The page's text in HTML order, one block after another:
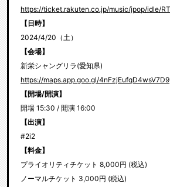
https://ticket.rakuten.co.jp/music/jpop/idle/
【日時】
2024/4/20（土）
【会場】
新栄シャングリラ(愛知県)
https://maps.app.goo.gl/4nFzjEufqD4wsV7D9
【開場/開演】
開場 15:30 / 開演 16:00
【出演】
#2i2
【料金】
プライオリティチケット 8,000円 (税込)
ノーマルチケット 3,000円 (税込)